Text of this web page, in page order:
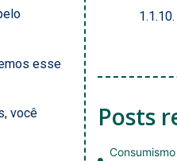
esse
você
Posts